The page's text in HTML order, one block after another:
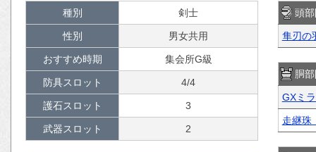
種別 剣士
性別 男女共用
おすすめ時期 集会所G級
防具スロット 4/4
護石スロット 3
武器スロット 2
頭
隼刃の
胴
GXミ
走継珠